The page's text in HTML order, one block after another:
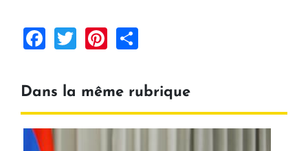
Facebook
TwitterPinterest
Dans la même rubrique